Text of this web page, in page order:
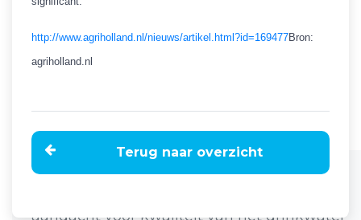
Home
Nieuws
aandacht voor kwaliteit van het drinkwater'
http://www.agriholland.nl/nieuws/artikel.html?id=169477Bron:
agriholland.nl
Terug naar overzicht